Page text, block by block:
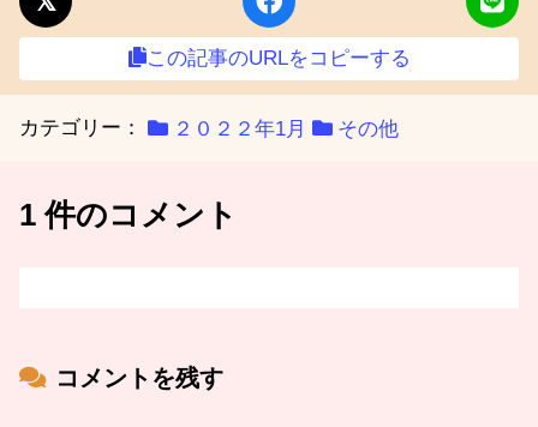
この記事のURLをコピーする
カテゴリー： ２０２２年1月 その他
1 件のコメント
コメントを残す